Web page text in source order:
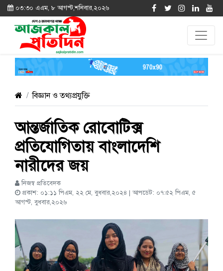
০৩:৩০ এএম, ৮ আগস্ট,শনিবার,২০২৬
বিজ্ঞান ও তথ্যপ্রযুক্তি
আন্তর্জাতিক রোবোটিক্স
প্রতিযোগিতায় বাংলাদেশি
নারীদের জয়
নিজস্ব প্রতিবেদক
প্রকাশ: ০১:১১ পিএম, ২২ মে, বুধবার,২০২৪ | আপডেট: ০৭:৫২ পিএম, ৫
আগস্ট, বুধবার,২০২৬